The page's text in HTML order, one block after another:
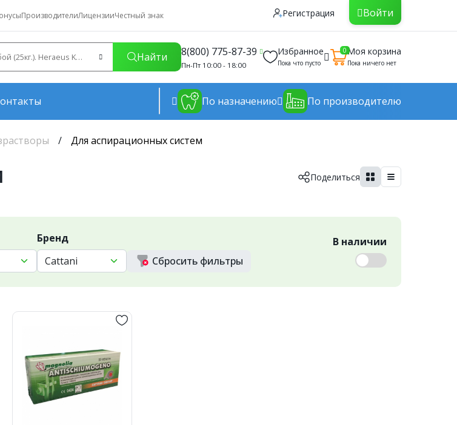
ПроизводителиЛицензииЧестный знак Регистрация Войти
Найти 8(800) 775-87-39
Пн-Пт 10:00 - 18:00
Избранное
Пока что пусто
0Моя корзина
Пока ничего нет
По назначению По производителю
Для аспирационных систем
Поделиться
Бренд
Сброситьфильтры
В наличии